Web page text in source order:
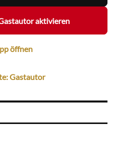
aktivieren
öffnen
Gastautor